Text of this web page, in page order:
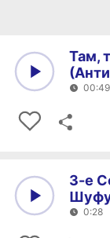
Там,
00:49
3-е
0:28